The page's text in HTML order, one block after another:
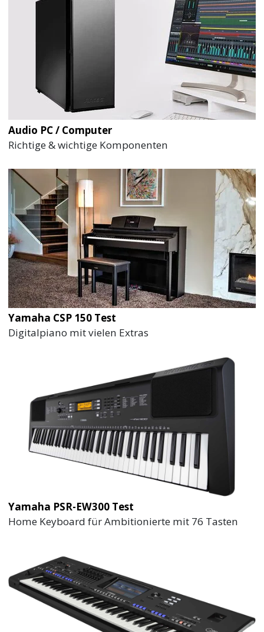
Audio PC / Computer
Richtige & wichtige Komponenten
Yamaha CSP 150 Test
Digitalpiano mit vielen Extras
Yamaha PSR-EW300 Test
Home Keyboard für Ambitionierte mit 76 Tasten